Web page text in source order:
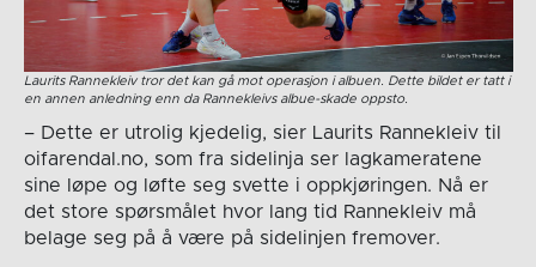
Laurits Rannekleiv tror det kan gå mot operasjon i albuen. Dette bildet er tatt i
en annen anledning enn da Rannekleivs albue-skade oppsto.
– Dette er utrolig kjedelig, sier Laurits Rannekleiv til
oifarendal.no, som fra sidelinja ser lagkameratene
sine løpe og løfte seg svette i oppkjøringen. Nå er
det store spørsmålet hvor lang tid Rannekleiv må
belage seg på å være på sidelinjen fremover.